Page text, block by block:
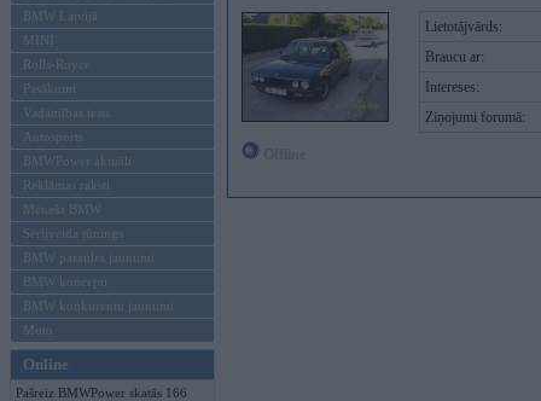
BMW Latvijā
MINI
Rolls-Royce
Pasākumi
Vadāmības tests
Autosports
BMWPower aktuāli
Reklāmas raksti
Mēneša BMW
Sērijveida tūnings
BMW pasaules jaunumi
BMW koncepti
BMW konkurentu jaunumi
Moto
Online
Pašreiz BMWPower skatās 166
Lietotājvārds:
Braucu ar:
Intereses:
Ziņojumi forumā: